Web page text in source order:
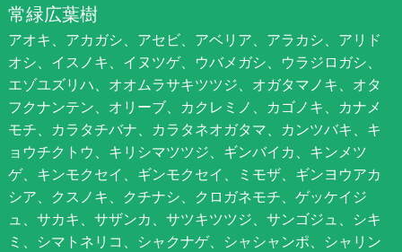
常緑広葉樹
アオキ、アカガシ、アセビ、アベリア、アラカシ、アリド
オシ、イスノキ、イヌツゲ、ウバメガシ、ウラジロガシ、
エゾユズリハ、オオムラサキツツジ、オガタマノキ、オタ
フクナンテン、オリーブ、カクレミノ、カゴノキ、カナメ
モチ、カラタチバナ、カラタネオガタマ、カンツバキ、キ
ョウチクトウ、キリシマツツジ、ギンバイカ、キンメツ
ゲ、キンモクセイ、ギンモクセイ、ミモザ、ギンヨウアカ
シア、クスノキ、クチナシ、クロガネモチ、ゲッケイジ
ュ、サカキ、サザンカ、サツキツツジ、サンゴジュ、シキ
ミ、シマトネリコ、シャクナゲ、シャシャンポ、シャリン